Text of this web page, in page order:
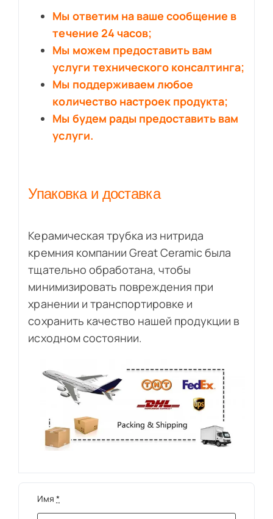
Мы ответим на ваше сообщение в
течение 24 часов;
Мы можем предоставить вам
услуги технического консалтинга;
Мы поддерживаем любое
количество настроек продукта;
Мы будем рады предоставить вам
услуги.
Упаковка и доставка
Керамическая трубка из нитрида
кремния компании Great Ceramic была
тщательно обработана, чтобы
минимизировать повреждения при
хранении и транспортировке и
сохранить качество нашей продукции в
исходном состоянии.
Имя *